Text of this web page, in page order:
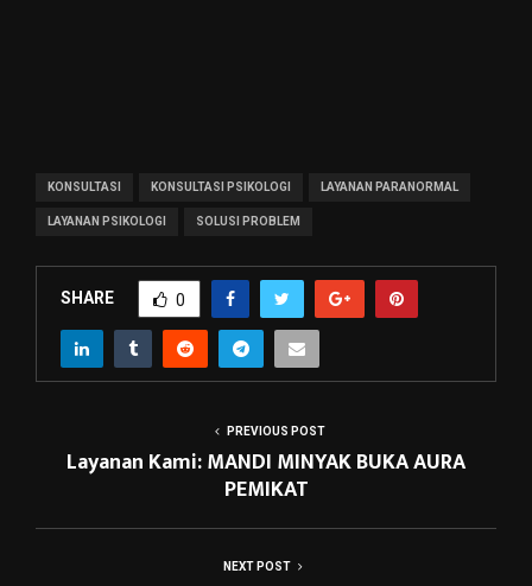
KONSULTASI KONSULTASI PSIKOLOGI LAYANAN PARANORMAL
LAYANAN PSIKOLOGI SOLUSI PROBLEM
SHARE 0
PREVIOUS POST
Layanan Kami: MANDI MINYAK BUKA AURA
PEMIKAT
NEXT POST